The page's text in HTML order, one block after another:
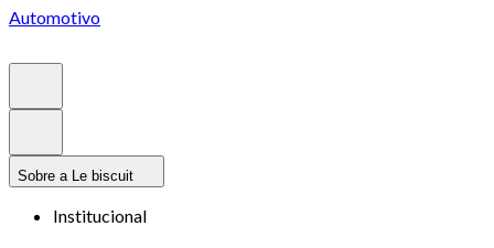
Automotivo
Sobre a Le biscuit
Institucional